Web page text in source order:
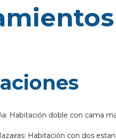
Habitación doble con cama
Habitación con dos